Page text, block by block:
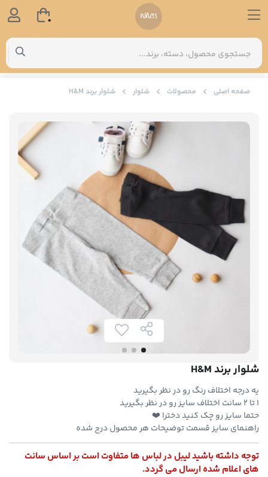
صفحه اصلی محصولات شلوار شلوار برند H‌&‌M
شلوار برند H‌&‌M
یه درجه اختلاف رنگ رو در نظر بگیرید
۱ تا ۲ سانت اختلاف سایز رو در نظر بگیرید
حتما سایز رو چک کنید دخترا ❤️
راهنمای سایز قسمت توضیحات هر محصول درج شده
توجه داشته باشید لیبل در لباس ها متفاوت است بر اساس سانت
های اعلام شده ارسال می گردد.
0